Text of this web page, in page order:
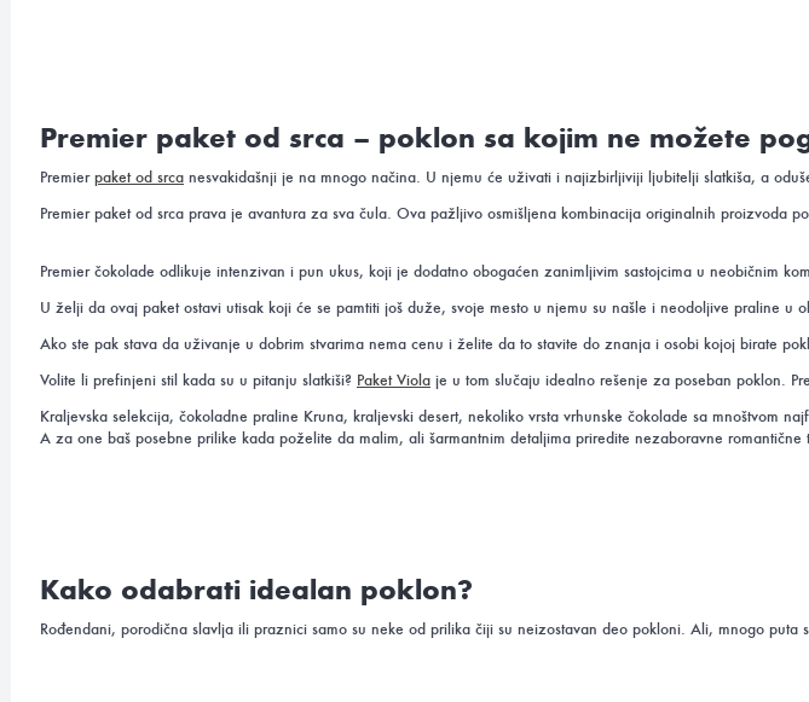
Premier paket od srca – poklon sa kojim ne možete
Premierpaket od srca nesvakidašnji je na mnogo načina. U njemu će uživati i najizbirljiviji ljubitelji slatkiša, a
Premier paket od srca prava je avantura za sva čula. Ova pažljivo osmišljena kombinacija originalnih
Premier čokolade odlikuje intenzivan i pun ukus, koji je dodatno obogaćen zanimljivim sastojcima u neobičnim
U želji da ovaj paket ostavi utisak koji će se pamtiti još duže, svoje mesto u njemu su našle i neodoljive praline
Ako ste pak stava da uživanje u dobrim stvarima nema cenu i želite da to stavite do znanja i osobi kojoj birate
Volite li prefinjeni stil kada su u pitanju slatkiši? Paket Viola je u tom slučaju idealno rešenje za poseban poklon.
Kraljevska selekcija, čokoladne praline Kruna, kraljevski desert, nekoliko vrsta vrhunske čokolade sa mnoštvom
A za one baš posebne prilike kada poželite da malim, ali šarmantnim detaljima priredite nezaboravne romantične
Kako odabrati idealan poklon?
Rođendani, porodična slavlja ili praznici samo su neke od prilika čiji su neizostavan deo pokloni. Ali, mnogo